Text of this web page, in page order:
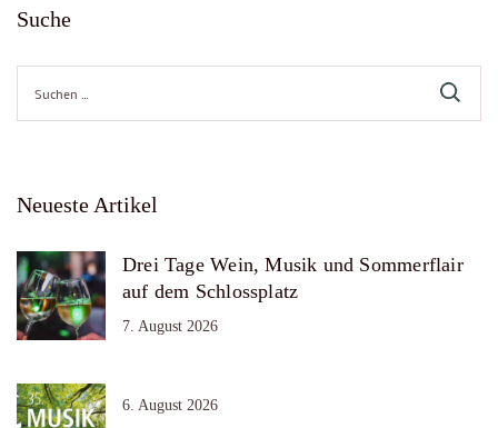
Suche
nach:
Neueste Artikel
Drei Tage Wein, Musik und Sommerflair
auf dem Schlossplatz
7. August 2026
6. August 2026